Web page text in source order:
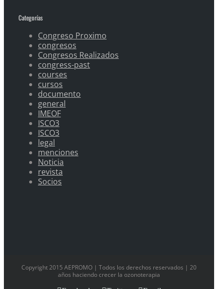
Categorías
Congreso Proximo
congresos
Congresos Realizados
congress-past
courses
cursos
documento
general
IMEOF
ISCO3
ISCO3
legal
menciones
Noticia
revista
Socios
Copyright 2015 AEPROMO | Todos los derechos reservados | 20
años haciendo crecer la ozonoterapia